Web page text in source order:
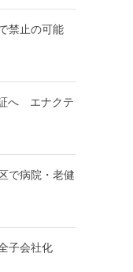
禁止の可能
へ エナクテ
で病院・老健
子会社化